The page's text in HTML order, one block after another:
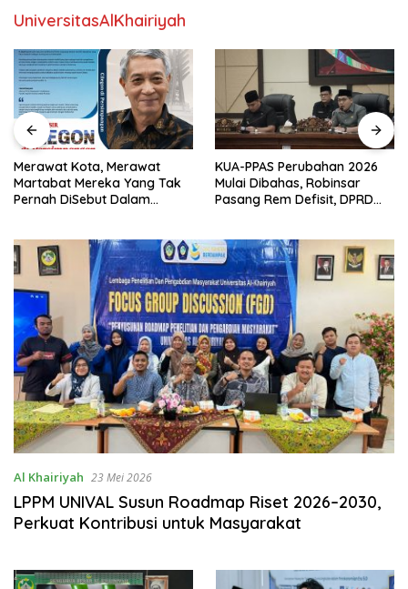
UniversitasAlKhairiyah
Merawat Kota, Merawat
Martabat Mereka Yang Tak
Pernah DiSebut Dalam
Persimpangan”
KUA-PPAS Perubahan 2026
Mulai Dibahas, Robinsar
Pasang Rem Defisit, DPRD
Al Khairiyah 23 Mei 2026
LPPM UNIVAL Susun Roadmap Riset 2026–2030,
Perkuat Kontribusi untuk Masyarakat